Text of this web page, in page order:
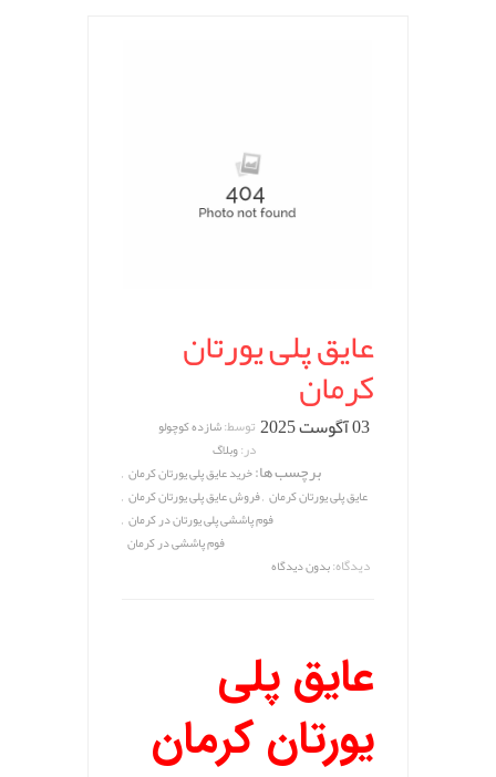
عایق پلی یورتان
کرمان
03 آگوست 2025 توسط:شازده کوچولو
در:وبلاگ
برچسب ها:خرید عایق پلی یورتان کرمان ,
عایق پلی یورتان کرمان ,فروش عایق پلی یورتان کرمان ,
فوم پاششی پلی یورتان در کرمان ,
فوم پاششی در کرمان
دیدگاه:بدون دیدگاه
عایق پلی
یورتان کرمان